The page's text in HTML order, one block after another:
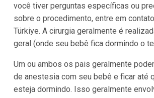
você tiver perguntas específicas ou
sobre o procedimento, entre em
Türkiye. A cirurgia geralmente é
geral (onde seu bebê fica dormindo o
Um ou ambos os pais geralmente
de anestesia com seu bebê e ficar até
esteja dormindo. Isso geralmente